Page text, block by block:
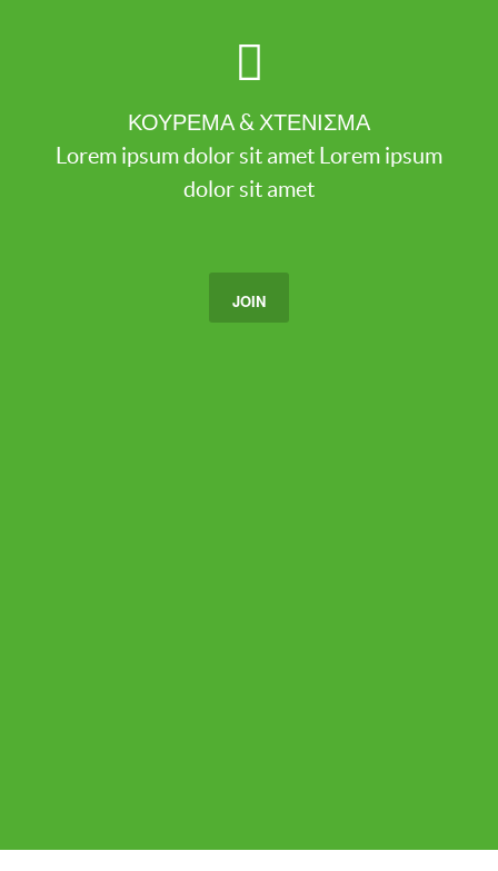
ΚΟΥΡΕΜΑ & ΧΤΕΝΙΣΜΑ
Lorem ipsum dolor sit amet Lorem ipsum
dolor sit amet